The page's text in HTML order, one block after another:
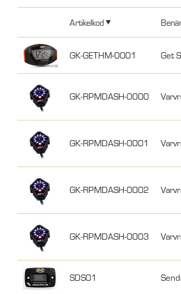
Artikelkod
GK-GETHM-0001 Get
GK-RPMDASH-0000
GK-RPMDASH-0001
GK-RPMDASH-0002
GK-RPMDASH-0003
SDS01